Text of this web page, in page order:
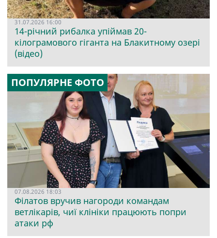
31.07.2026 16:00
14-річний рибалка упіймав 20-
кілограмового гіганта на Блакитному озері
(відео)
ПОПУЛЯРНЕ ФОТО
07.08.2026 18:03
Філатов вручив нагороди командам
ветлікарів, чиї клініки працюють попри
атаки рф